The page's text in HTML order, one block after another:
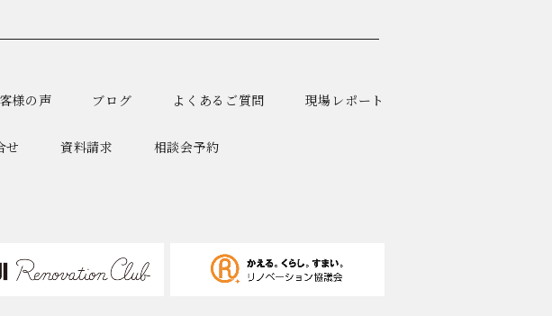
様の声 ブログ よくあるご質問 現場レポート
せ 資料請求 相談会予約